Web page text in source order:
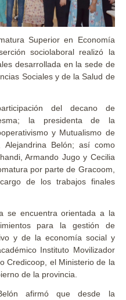
Superior en Economía
sociolaboral realizó la
desarrollada en la sede de
Sociales y de la Salud de
del decano de
la presidenta de la
y Mutualismo de
Alejandrina Belón; así como
Armando Jugo y Cecilia
por parte de Gracoom,
de los trabajos finales
se encuentra orientada a la
para la gestión de
y de la economía social y
Instituto Movilizador
Credicoop, el Ministerio de la
de la provincia.
afirmó que desde la